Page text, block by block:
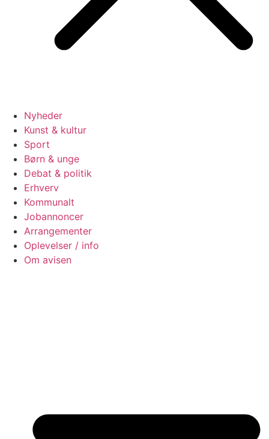
Nyheder
Kunst & kultur
Sport
Børn & unge
Debat & politik
Erhverv
Kommunalt
Jobannoncer
Arrangementer
Oplevelser / info
Om avisen